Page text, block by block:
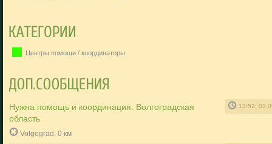
Центры помощи / координаторы
Нужна помощь и координация. Волгоградская
область
13:52,
Volgograd, 0 км